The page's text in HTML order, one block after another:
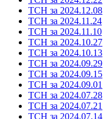
ТСН за 2024.12.08
ТСН за 2024.11.24
ТСН за 2024.11.10
ТСН за 2024.10.27
ТСН за 2024.10.13
ТСН за 2024.09.29
ТСН за 2024.09.15
ТСН за 2024.09.01
ТСН за 2024.07.28
ТСН за 2024.07.21
ТСН за 2024.07.14